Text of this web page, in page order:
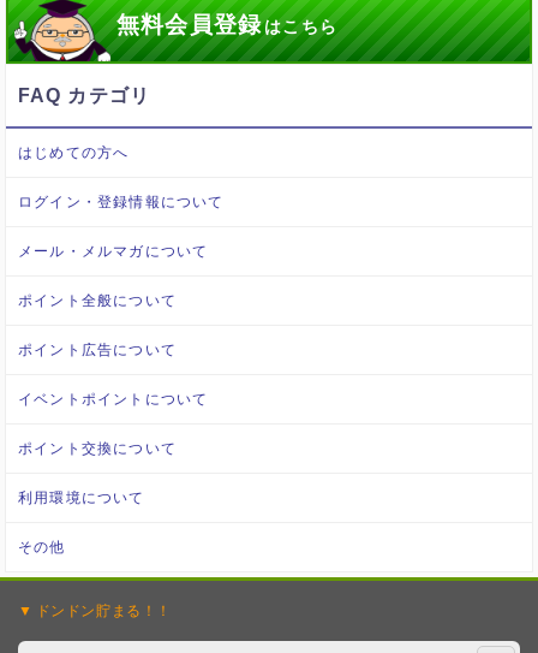
無料会員登録はこちら
FAQ カテゴリ
はじめての方へ
ログイン・登録情報について
メール・メルマガについて
ポイント全般について
ポイント広告について
イベントポイントについて
ポイント交換について
利用環境について
その他
ドンドン貯まる！！